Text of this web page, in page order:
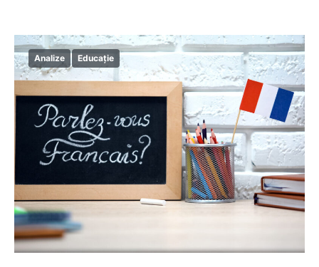
Analize Educație